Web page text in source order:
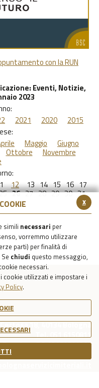
x
simili necessari per
vorremmo utilizzare
parti) per finalità di
chiudi questo messaggio,
necessari.
cookie utilizzati e impostare i
Policy.
con la RUN
: Eventi, Notizie,
2023
2021 2020
2015
Maggio Giugno
Ottobre Novembre
12 13 14 15 16 17
26 27 28 29 30 31
18, 40134 Bologna
Tel. 051 6150811
Reg. Imp. BO 03079781203
Int. Vers. €39.215,69